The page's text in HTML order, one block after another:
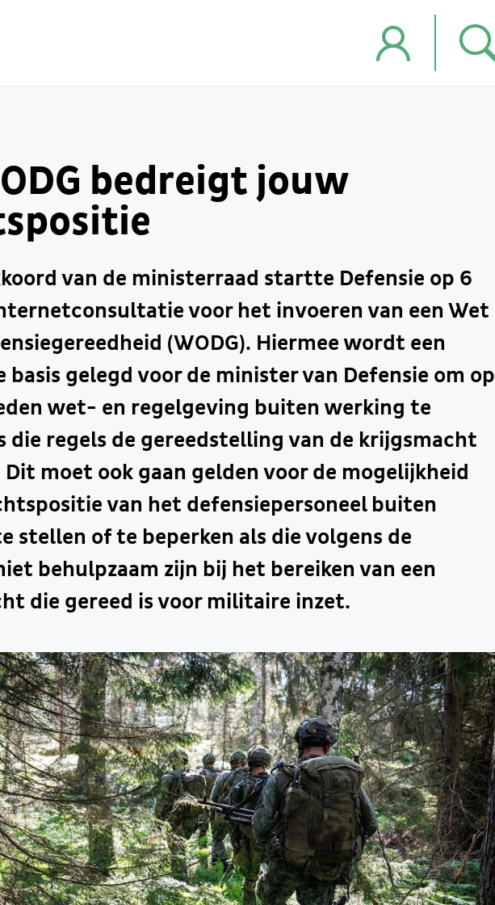
bedreigt jouw
van de ministerraad startte Defensie op 6
voor het invoeren van een Wet
(WODG). Hiermee wordt een
gelegd voor de minister van Defensie om op
wet- en regelgeving buiten werking te
die regels de gereedstelling van de krijgsmacht
Dit moet ook gaan gelden voor de mogelijkheid
van het defensiepersoneel buiten
stellen of te beperken als die volgens de
behulpzaam zijn bij het bereiken van een
die gereed is voor militaire inzet.